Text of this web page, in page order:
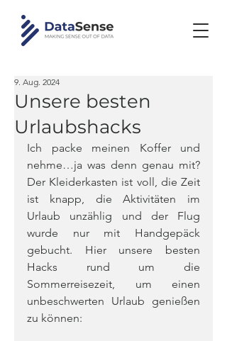
Unsere besten
Urlaubshacks
9. Aug. 2024
Ich packe meinen Koffer und
nehme…ja was denn genau mit?
Der Kleiderkasten ist voll, die Zeit
ist knapp, die Aktivitäten im
Urlaub unzählig und der Flug
wurde nur mit Handgepäck
gebucht. Hier unsere besten
Hacks rund um die
Sommerreisezeit, um einen
unbeschwerten Urlaub genießen
zu können: